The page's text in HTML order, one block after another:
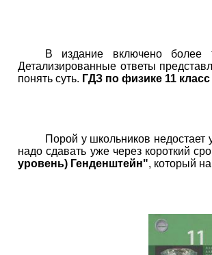
В издание включено более
Детализированные ответы
понять суть. ГДЗ по физике 11
Порой у школьников
надо сдавать уже через короткий
уровень) Генденштейн", который